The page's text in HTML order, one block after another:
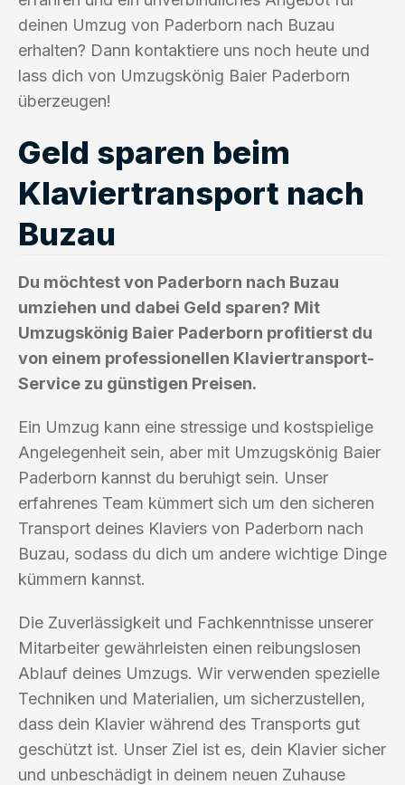
deinen Umzug von Paderborn nach Buzau
erhalten? Dann kontaktiere uns noch heute und
lass dich von Umzugskönig Baier Paderborn
überzeugen!
Geld sparen beim
Klaviertransport nach
Buzau
Du möchtest von Paderborn nach Buzau
umziehen und dabei Geld sparen? Mit
Umzugskönig Baier Paderborn profitierst du
von einem professionellen Klaviertransport-
Service zu günstigen Preisen.
Ein Umzug kann eine stressige und kostspielige
Angelegenheit sein, aber mit Umzugskönig Baier
Paderborn kannst du beruhigt sein. Unser
erfahrenes Team kümmert sich um den sicheren
Transport deines Klaviers von Paderborn nach
Buzau, sodass du dich um andere wichtige Dinge
kümmern kannst.
Die Zuverlässigkeit und Fachkenntnisse unserer
Mitarbeiter gewährleisten einen reibungslosen
Ablauf deines Umzugs. Wir verwenden spezielle
Techniken und Materialien, um sicherzustellen,
dass dein Klavier während des Transports gut
geschützt ist. Unser Ziel ist es, dein Klavier sicher
und unbeschädigt in deinem neuen Zuhause